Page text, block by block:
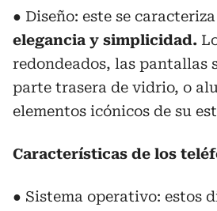
● Diseño: este se caracteriza
elegancia y simplicidad.
redondeados, las pantallas
parte trasera de vidrio, o
elementos icónicos de su
Características de los
● Sistema operativo: estos